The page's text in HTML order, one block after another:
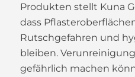
Produkten stellt Kuna
dass
Rutschgefahren und
bleiben.
gefährlich machen